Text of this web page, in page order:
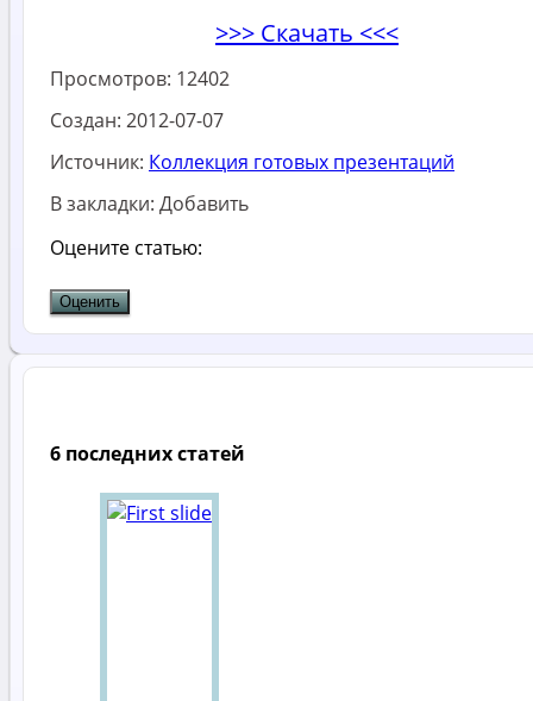
>>> Скачать <<<
Просмотров: 12402
Создан: 2012-07-07
Источник: Коллекция готовых презентаций
В закладки: Добавить
Оцените статью:
6 последних статей